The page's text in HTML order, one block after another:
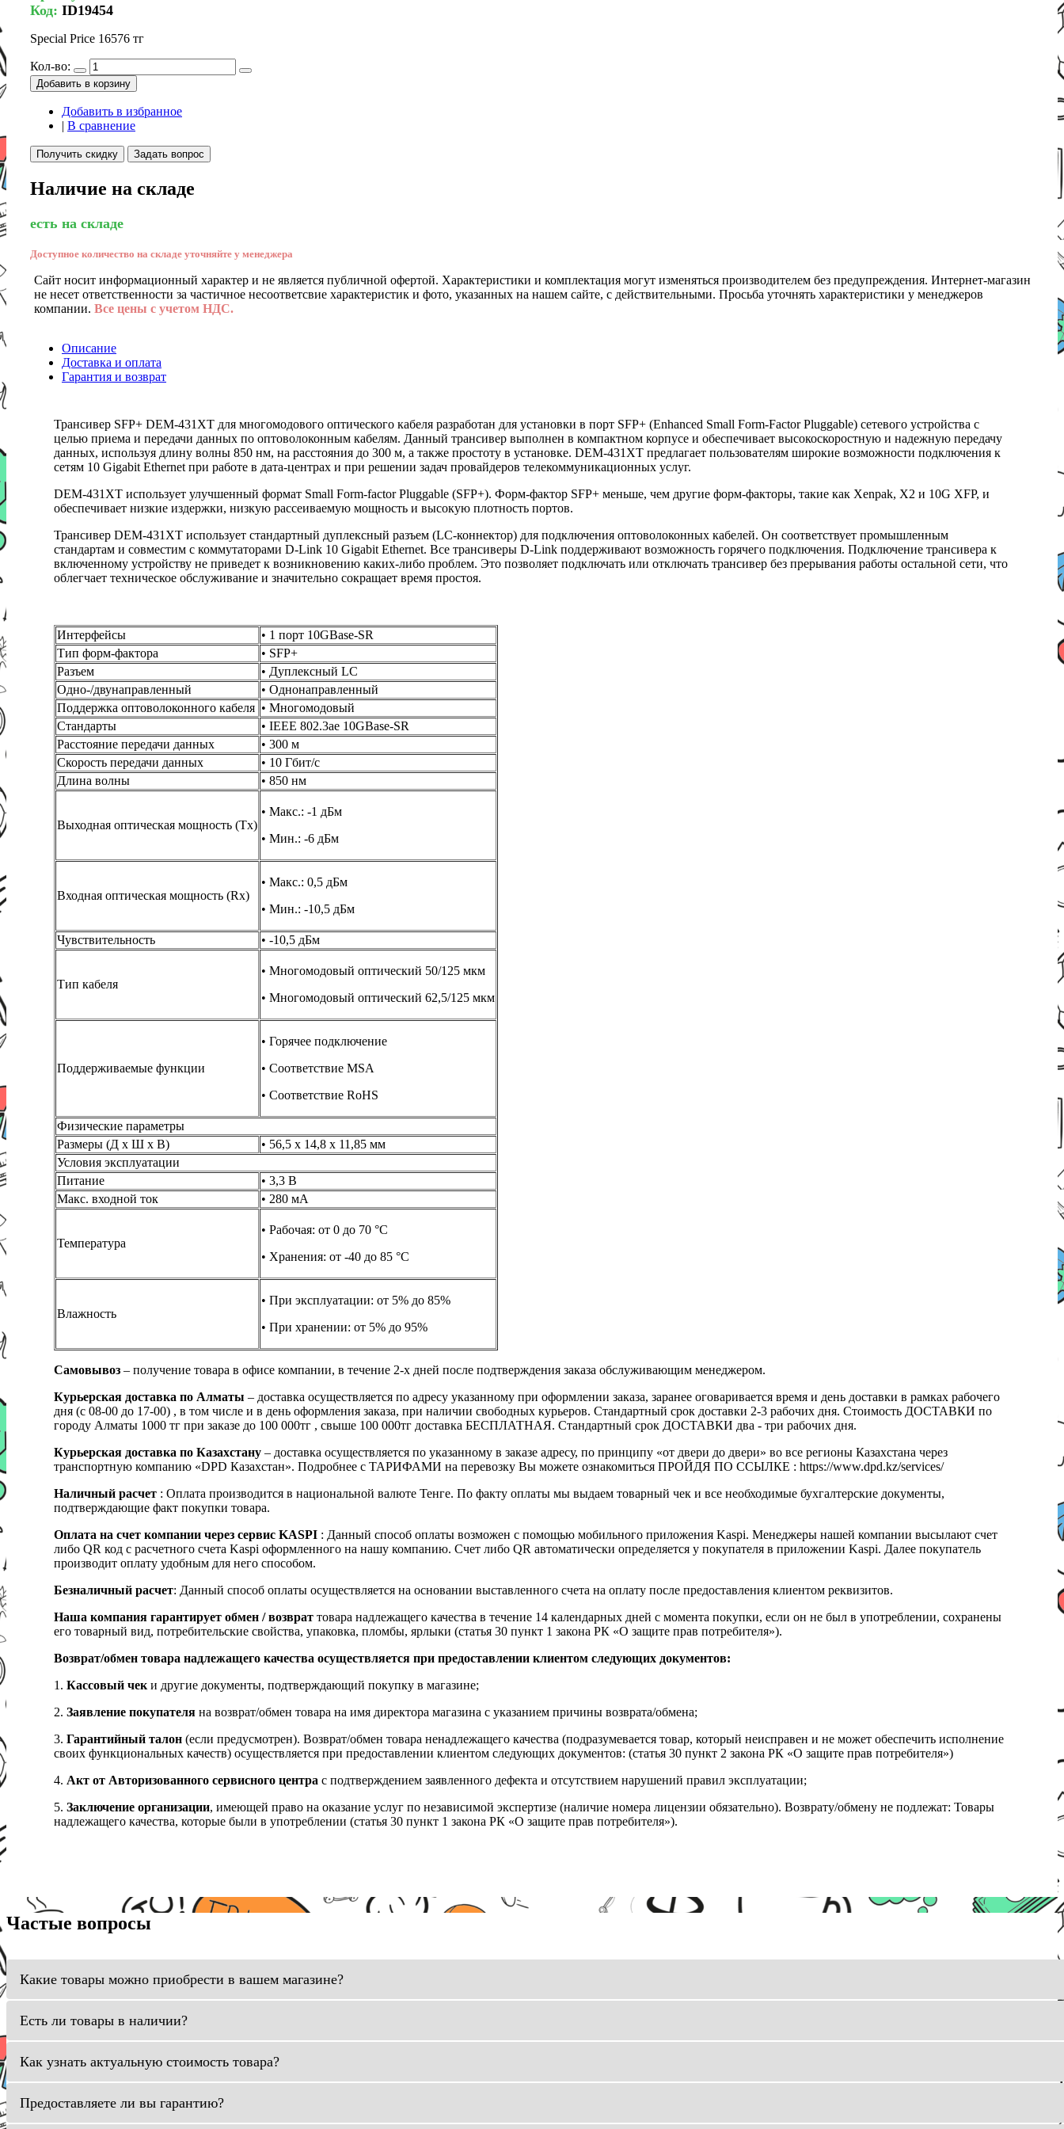
Код: ID19454
Special Price 16576 тг
Кол-во:
Добавить в корзину
Добавить в избранное
| В сравнение
Получить скидку Задать вопрос
Наличие на складе
есть на складе
Доступное количество на складе уточняйте у менеджера
Сайт носит информационный характер и не является публичной офертой. Характеристики и комплектация могут изменяться производителем без предупреждения. Интернет-магазин
не несет ответственности за частичное несоответсвие характеристик и фото, указанных на нашем сайте, с действительными. Просьба уточнять характеристики у менеджеров
компании. Все цены с учетом НДС.
Описание
Доставка и оплата
Гарантия и возврат
Трансивер SFP+ DEM-431XT для многомодового оптического кабеля разработан для установки в порт SFP+ (Enhanced Small Form-Factor Pluggable) сетевого устройства с
целью приема и передачи данных по оптоволоконным кабелям. Данный трансивер выполнен в компактном корпусе и обеспечивает высокоскоростную и надежную передачу
данных, используя длину волны 850 нм, на расстояния до 300 м, а также простоту в установке. DEM-431XT предлагает пользователям широкие возможности подключения к
сетям 10 Gigabit Ethernet при работе в дата-центрах и при решении задач провайдеров телекоммуникационных услуг.
DEM-431XT использует улучшенный формат Small Form-factor Pluggable (SFP+). Форм-фактор SFP+ меньше, чем другие форм-факторы, такие как Xenpak, X2 и 10G XFP, и
обеспечивает низкие издержки, низкую рассеиваемую мощность и высокую плотность портов.
Трансивер DEM-431XT использует стандартный дуплексный разъем (LC-коннектор) для подключения оптоволоконных кабелей. Он соответствует промышленным
стандартам и совместим с коммутаторами D-Link 10 Gigabit Ethernet. Все трансиверы D-Link поддерживают возможность горячего подключения. Подключение трансивера к
включенному устройству не приведет к возникновению каких-либо проблем. Это позволяет подключать или отключать трансивер без прерывания работы остальной сети, что
облегчает техническое обслуживание и значительно сокращает время простоя.
Интерфейсы
• 1 порт 10GBase-SR
Тип форм-фактора
• SFP+
Разъем
• Дуплексный LC
Одно-/двунаправленный
• Однонаправленный
Поддержка оптоволоконного кабеля • Многомодовый
Стандарты
• IEEE 802.3ae 10GBase-SR
Расстояние передачи данных
• 300 м
Скорость передачи данных
• 10 Гбит/с
Длина волны
• 850 нм
Выходная оптическая мощность (Tx)
• Макс.: -1 дБм
• Мин.: -6 дБм
Входная оптическая мощность (Rx)
• Макс.: 0,5 дБм
• Мин.: -10,5 дБм
Чувствительность • -10,5 дБм
Тип кабеля
• Многомодовый оптический 50/125 мкм
• Многомодовый оптический 62,5/125 мкм
Поддерживаемые функции
• Горячее подключение
• Соответствие MSA
• Соответствие RoHS
Физические параметры
Размеры (Д x Ш x В)
• 56,5 x 14,8 x 11,85 мм
Условия эксплуатации
Питание
• 3,3 В
Макс. входной ток
• 280 мА
Температура
• Рабочая: от 0 до 70 °C
• Хранения: от -40 до 85 °C
Влажность
• При эксплуатации: от 5% до 85%
• При хранении: от 5% до 95%
Самовывоз – получение товара в офисе компании, в течение 2-х дней после подтверждения заказа обслуживающим менеджером.
Курьерская доставка по Алматы – доставка осуществляется по адресу указанному при оформлении заказа, заранее оговаривается время и день доставки в рамках рабочего
дня (с 08-00 до 17-00) , в том числе и в день оформления заказа, при наличии свободных курьеров. Стандартный срок доставки 2-3 рабочих дня. Стоимость ДОСТАВКИ по
городу Алматы 1000 тг при заказе до 100 000тг , свыше 100 000тг доставка БЕСПЛАТНАЯ. Стандартный срок ДОСТАВКИ два - три рабочих дня.
Курьерская доставка по Казахстану – доставка осуществляется по указанному в заказе адресу, по принципу «от двери до двери» во все регионы Казахстана через
транспортную компанию «DPD Казахстан». Подробнее с ТАРИФАМИ на перевозку Вы можете ознакомиться ПРОЙДЯ ПО ССЫЛКЕ : https://www.dpd.kz/services/
Наличный расчет : Оплата производится в национальной валюте Тенге. По факту оплаты мы выдаем товарный чек и все необходимые бухгалтерские документы,
подтверждающие факт покупки товара.
Оплата на счет компании через сервис KASPI : Данный способ оплаты возможен с помощью мобильного приложения Kaspi. Менеджеры нашей компании высылают счет
либо QR код с расчетного счета Kaspi оформленного на нашу компанию. Счет либо QR автоматически определяется у покупателя в приложении Kaspi. Далее покупатель
производит оплату удобным для него способом.
Безналичный расчет: Данный способ оплаты осуществляется на основании выставленного счета на оплату после предоставления клиентом реквизитов.
Наша компания гарантирует обмен / возврат товара надлежащего качества в течение 14 календарных дней с момента покупки, если он не был в употреблении, сохранены
его товарный вид, потребительские свойства, упаковка, пломбы, ярлыки (статья 30 пункт 1 закона РК «О защите прав потребителя»).
Возврат/обмен товара надлежащего качества осуществляется при предоставлении клиентом следующих документов:
1. Кассовый чек и другие документы, подтверждающий покупку в магазине;
2. Заявление покупателя на возврат/обмен товара на имя директора магазина с указанием причины возврата/обмена;
3. Гарантийный талон (если предусмотрен). Возврат/обмен товара ненадлежащего качества (подразумевается товар, который неисправен и не может обеспечить исполнение
своих функциональных качеств) осуществляется при предоставлении клиентом следующих документов: (статья 30 пункт 2 закона РК «О защите прав потребителя»)
4. Акт от Авторизованного сервисного центра с подтверждением заявленного дефекта и отсутствием нарушений правил эксплуатации;
5. Заключение организации, имеющей право на оказание услуг по независимой экспертизе (наличие номера лицензии обязательно). Возврату/обмену не подлежат: Товары
надлежащего качества, которые были в употреблении (статья 30 пункт 1 закона РК «О защите прав потребителя»).
Частые вопросы
Какие товары можно приобрести в вашем магазине?
Есть ли товары в наличии?
Как узнать актуальную стоимость товара?
Предоставляете ли вы гарантию?